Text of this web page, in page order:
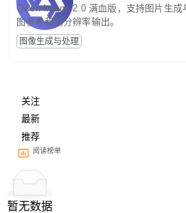
Qwen-Image-2.0 满血版，支持图片生
图参考和高分辨率输出。
图像生成与处理
关注
最新
推荐
阅读榜单
暂无数据